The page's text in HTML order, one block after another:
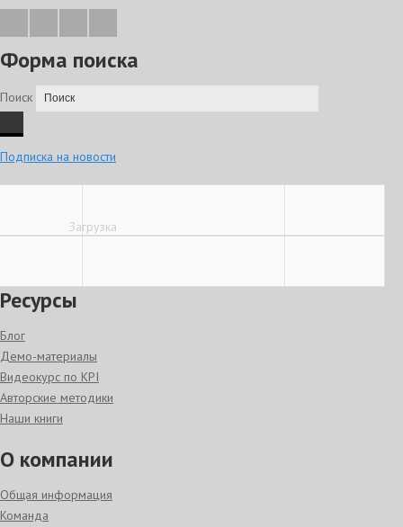
Форма поиска
Поиск
Подписка на новости
Загрузка
Ресурсы
Блог
Демо-материалы
Видеокурс по KPI
Авторские методики
Наши книги
О компании
Общая информация
Команда